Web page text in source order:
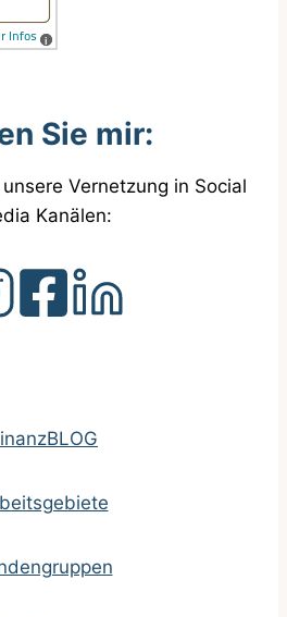
Sie mir:
Vernetzung in Social
Kanälen: